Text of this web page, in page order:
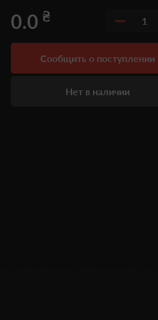
0.0 ₴ 1
Сообщить о поступлении
Нет в наличии